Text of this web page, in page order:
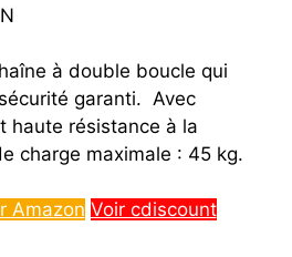
à double boucle qui
garanti. Avec
haute résistance à la
charge maximale : 45 kg.
Amazon Voir cdiscount